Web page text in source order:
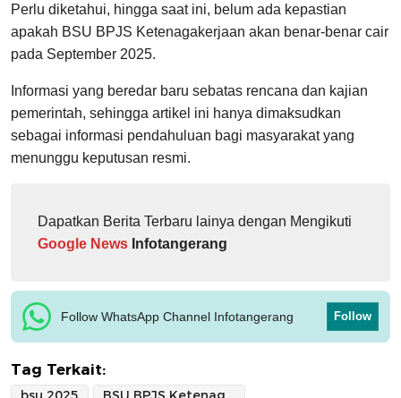
Perlu diketahui, hingga saat ini, belum ada kepastian
apakah BSU BPJS Ketenagakerjaan akan benar-benar cair
pada September 2025.
Informasi yang beredar baru sebatas rencana dan kajian
pemerintah, sehingga artikel ini hanya dimaksudkan
sebagai informasi pendahuluan bagi masyarakat yang
menunggu keputusan resmi.
Dapatkan Berita Terbaru lainya dengan Mengikuti
Google News Infotangerang
Follow WhatsApp Channel Infotangerang Follow
Tag Terkait: